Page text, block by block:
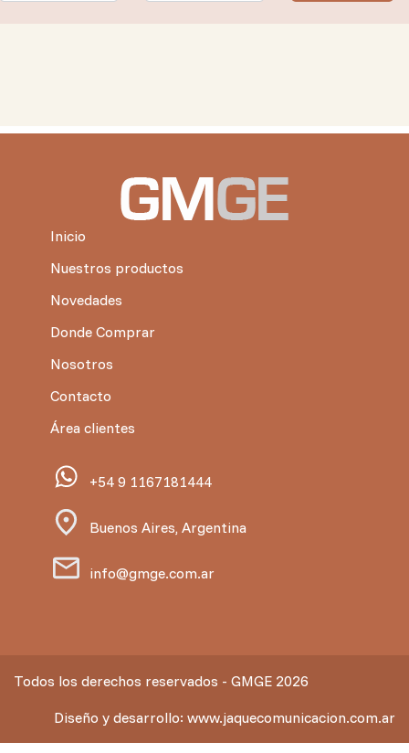
Inicio
Nuestros productos
Novedades
Donde Comprar
Nosotros
Contacto
Área clientes
+54 9 1167181444
Buenos Aires, Argentina
info@gmge.com.ar
Todos los derechos reservados - GMGE 2026
Diseño y desarrollo: www.jaquecomunicacion.com.ar